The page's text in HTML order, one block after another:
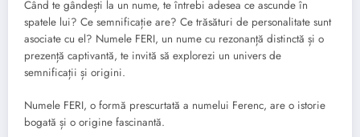
Când te gândești la un nume, te întrebi adesea ce ascunde în
spatele lui? Ce semnificație are? Ce trăsături de personalitate sunt
asociate cu el? Numele FERI, un nume cu rezonanță distinctă și o
prezență captivantă, te invită să explorezi un univers de
semnificații și origini.
Numele FERI, o formă prescurtată a numelui Ferenc, are o istorie
bogată și o origine fascinantă.